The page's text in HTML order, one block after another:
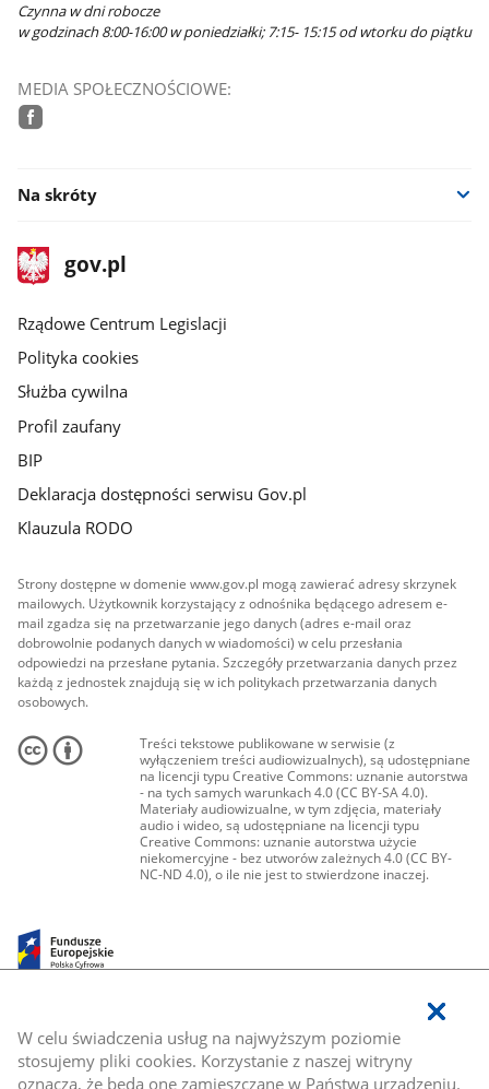
W celu świadczenia usług na najwyższym poziomie
stosujemy pliki cookies. Korzystanie z naszej witryny
oznacza, że będą one zamieszczane w Państwa urządzeniu.
Czynna w dni robocze
w godzinach 8:00-16:00 w poniedziałki; 7:15- 15:15 od wtorku do piątku
MEDIA SPOŁECZNOŚCIOWE:
Na skróty
stopka
gov.plStrona
gov.pl
Rządowe Centrum Legislacji
Polityka cookies
Służba cywilna
Profil zaufany
BIP
Deklaracja dostępności serwisu Gov.pl
Klauzula RODO
Strony dostępne w domenie www.gov.pl mogą zawierać adresy skrzynek
mailowych. Użytkownik korzystający z odnośnika będącego adresem e-
mail zgadza się na przetwarzanie jego danych (adres e-mail oraz
dobrowolnie podanych danych w wiadomości) w celu przesłania
odpowiedzi na przesłane pytania. Szczegóły przetwarzania danych przez
każdą z jednostek znajdują się w ich politykach przetwarzania danych
osobowych.
Treści tekstowe publikowane w serwisie (z
wyłączeniem treści audiowizualnych), są udostępniane
na licencji typu Creative Commons: uznanie autorstwa
- na tych samych warunkach 4.0 (CC BY-SA 4.0).
Materiały audiowizualne, w tym zdjęcia, materiały
audio i wideo, są udostępniane na licencji typu
Creative Commons: uznanie autorstwa użycie
niekomercyjne - bez utworów zależnych 4.0 (CC BY-
NC-ND 4.0), o ile nie jest to stwierdzone inaczej.